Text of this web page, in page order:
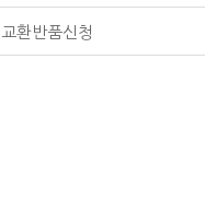
교환반품신청